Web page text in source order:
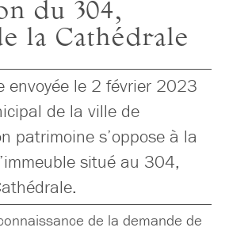
du 304,
la Cathédrale
envoyée le 2 février 2023
de la ville de
patrimoine s’oppose à la
situé au 304,
de la demande de